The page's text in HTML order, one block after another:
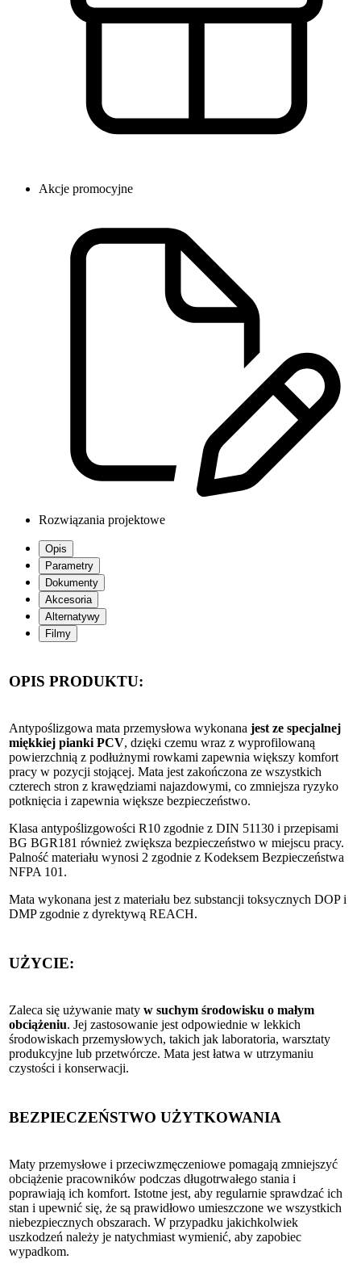
Akcje promocyjne
Rozwiązania projektowe
Opis
Parametry
Dokumenty
Akcesoria
Alternatywy
Filmy
OPIS PRODUKTU:
Antypoślizgowa mata przemysłowa wykonana jest ze specjalnej
miękkiej pianki PCV, dzięki czemu wraz z wyprofilowaną
powierzchnią z podłużnymi rowkami zapewnia większy komfort
pracy w pozycji stojącej. Mata jest zakończona ze wszystkich
czterech stron z krawędziami najazdowymi, co zmniejsza ryzyko
potknięcia i zapewnia większe bezpieczeństwo.
Klasa antypoślizgowości R10 zgodnie z DIN 51130 i przepisami
BG BGR181 również zwiększa bezpieczeństwo w miejscu pracy.
Palność materiału wynosi 2 zgodnie z Kodeksem Bezpieczeństwa
NFPA 101.
Mata wykonana jest z materiału bez substancji toksycznych DOP i
DMP zgodnie z dyrektywą REACH.
UŻYCIE:
Zaleca się używanie maty w suchym środowisku o małym
obciążeniu. Jej zastosowanie jest odpowiednie w lekkich
środowiskach przemysłowych, takich jak laboratoria, warsztaty
produkcyjne lub przetwórcze. Mata jest łatwa w utrzymaniu
czystości i konserwacji.
BEZPIECZEŃSTWO UŻYTKOWANIA
Maty przemysłowe i przeciwzmęczeniowe pomagają zmniejszyć
obciążenie pracowników podczas długotrwałego stania i
poprawiają ich komfort. Istotne jest, aby regularnie sprawdzać ich
stan i upewnić się, że są prawidłowo umieszczone we wszystkich
niebezpiecznych obszarach. W przypadku jakichkolwiek
uszkodzeń należy je natychmiast wymienić, aby zapobiec
wypadkom.